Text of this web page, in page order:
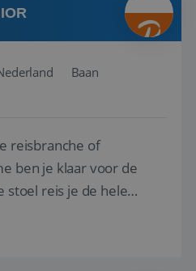
Baan
reisbranche of
ben je klaar voor de
stoel reis je de hele
en wat er in de